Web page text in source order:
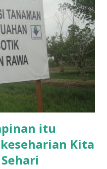
pernah melakukan salah.
bagi para nabi dan
setelah melakukan
menghimpit, begitu
rasa takut. Sehingga
ini akan
atau rasanya mau
itu
Kita